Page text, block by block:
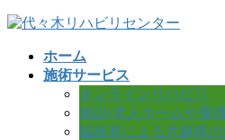
コ
ナ
ホーム
施術サービス
オンラインリハビリ
施設(老人ホームや養
脳梗塞による片麻痺